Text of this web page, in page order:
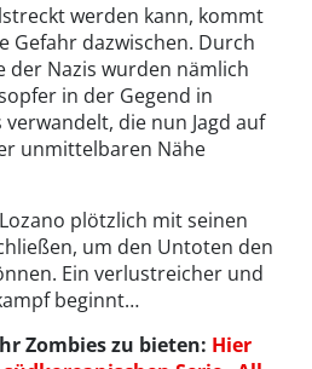
werden kann, kommt
Gefahr dazwischen. Durch
der Nazis wurden nämlich
in der Gegend in
die nun Jagd auf
unmittelbaren Nähe
plötzlich mit seinen
um den Untoten den
Ein verlustreicher und
beginnt…
Zombies zu bieten: Hier